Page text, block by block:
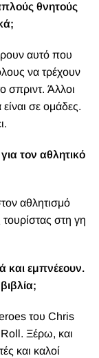
θνητούς
αυτό που
να τρέχουν
σπριντ. Άλλοι
σε ομάδες.
τον αθλητικό
αθλητισμό
στη γη
και εμπνέεουν.
του Chris
Ξέρω, και
και καλοί